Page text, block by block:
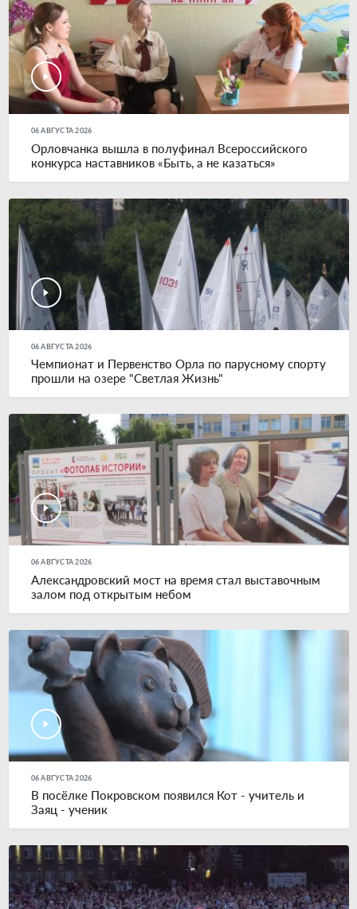
06 АВГУСТА 2026
Орловчанка вышла в полуфинал Всероссийского
конкурса наставников «Быть, а не казаться»
06 АВГУСТА 2026
Чемпионат и Первенство Орла по парусному спорту
прошли на озере "Светлая Жизнь"
06 АВГУСТА 2026
Александровский мост на время стал выставочным
залом под открытым небом
06 АВГУСТА 2026
В посёлке Покровском появился Кот - учитель и
Заяц - ученик